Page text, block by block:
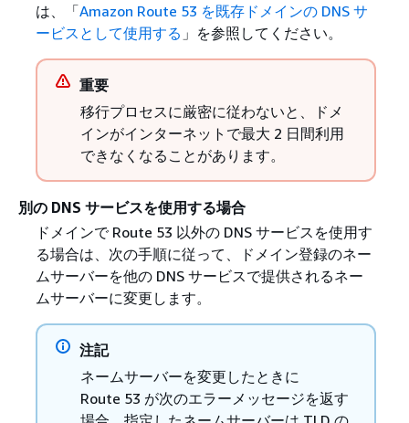
は、「Amazon Route 53 を既存ドメインの DNS サ
ービスとして使用する 」を参照してください。
重要
移行プロセスに厳密に従わないと、ドメ
インがインターネットで最大 2 日間利用
できなくなることがあります。
別の DNS サービスを使用する場合
ドメインで Route 53 以外の DNS サービスを使用す
る場合は、次の手順に従って、ドメイン登録のネー
ムサーバーを他の DNS サービスで提供されるネー
ムサーバーに変更します。
注記
ネームサーバーを変更したときに
Route 53 が次のエラーメッセージを返す